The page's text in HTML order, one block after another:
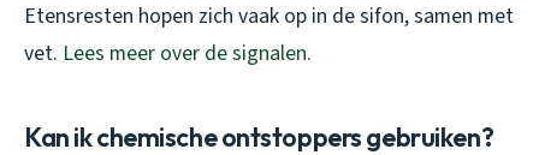
Etensresten hopen zich vaak op in de sifon, samen met
vet. Lees meer over de signalen.
Kan ik chemische ontstoppers gebruiken?